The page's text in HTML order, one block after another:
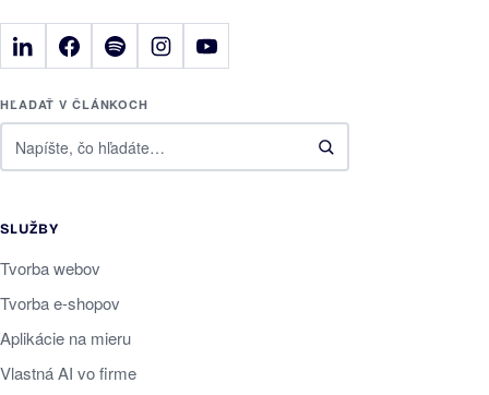
HĽADAŤ V ČLÁNKOCH
SLUŽBY
Tvorba webov
Tvorba e-shopov
Aplikácie na mieru
Vlastná AI vo firme